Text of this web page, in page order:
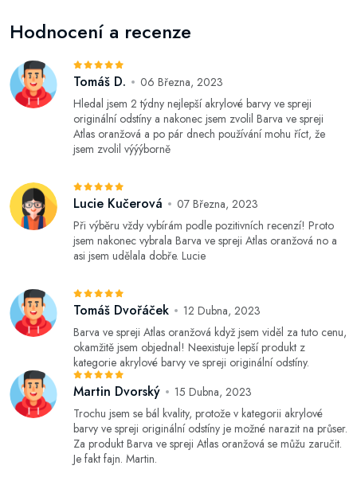
Hodnocení a recenze
Tomáš D.
06 Března, 2023
Hledal jsem 2 týdny nejlepší akrylové barvy ve spreji
originální odstíny a nakonec jsem zvolil Barva ve spreji
Atlas oranžová a po pár dnech používání mohu říct, že
jsem zvolil výýýborně
Lucie Kučerová
07 Března, 2023
Při výběru vždy vybírám podle pozitivních recenzí! Proto
jsem nakonec vybrala Barva ve spreji Atlas oranžová no a
asi jsem udělala dobře. Lucie
Tomáš Dvořáček
12 Dubna, 2023
Barva ve spreji Atlas oranžová když jsem viděl za tuto cenu,
okamžitě jsem objednal! Neexistuje lepší produkt z
kategorie akrylové barvy ve spreji originální odstíny.
Martin Dvorský
15 Dubna, 2023
Trochu jsem se bál kvality, protože v kategorii akrylové
barvy ve spreji originální odstíny je možné narazit na průser.
Za produkt Barva ve spreji Atlas oranžová se můžu zaručit.
Je fakt fajn. Martin.